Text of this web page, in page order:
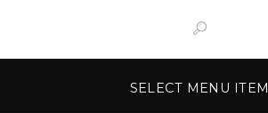
SELECT MENU ITEM